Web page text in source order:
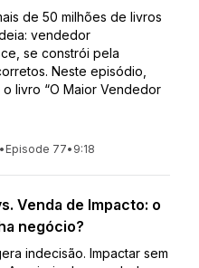
de 50 milhões de livros
vendedor
se constrói pela
Neste episódio,
livro “O Maior Vendedor
• Episode 77• 9:18
Venda de Impacto: o
negócio?
indecisão. Impactar sem